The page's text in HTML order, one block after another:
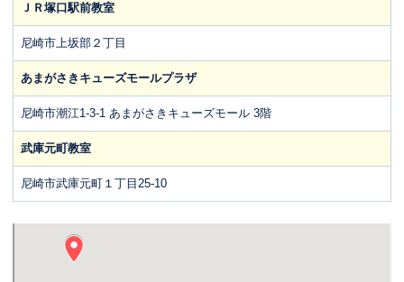
ＪＲ塚口駅前教室
尼崎市上坂部２丁目
あまがさきキューズモールプラザ
尼崎市潮江1-3-1 あまがさきキューズモール 3階
武庫元町教室
尼崎市武庫元町１丁目25-10